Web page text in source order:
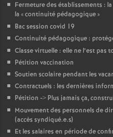
Fermeture des établissements :
la «continuité pédagogique»
Bac session covid 19
Continuité pédagogique :
Classe virtuelle : elle ne l’est pas
Pétition vaccination
Soutien scolaire pendant les
Contractuels : les dernières
Pétition -> Plus jamais ça,
Mouvement des personnels de
(accès syndiqué.e.s)
Et les salaires en période de